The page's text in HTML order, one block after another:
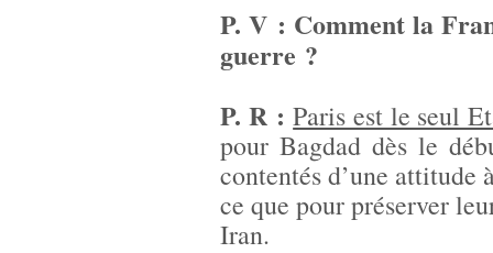
P. V : Comment la
guerre ?
P. R : Paris est le seul
pour Bagdad dès le
contentés d’une attitude
ce que pour préserver
Iran.